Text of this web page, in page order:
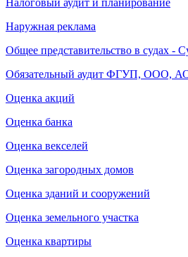
Наружная реклама
Общее представительство в судах -
Обязательный аудит ФГУП, ООО,
Оценка акций
Оценка банка
Оценка векселей
Оценка загородных домов
Оценка зданий и сооружений
Оценка земельного участка
Оценка квартиры